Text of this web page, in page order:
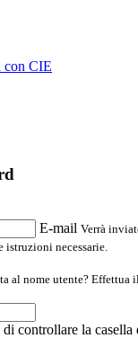
con CIE
E-mail Verrà
necessarie.
al nome utente? Effettua
controllare la casella